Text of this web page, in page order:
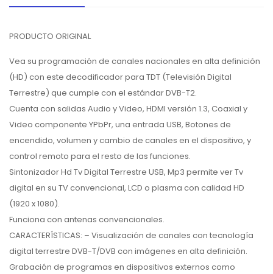
PRODUCTO ORIGINAL
Vea su programación de canales nacionales en alta definición
(HD) con este decodificador para TDT (Televisión Digital
Terrestre) que cumple con el estándar DVB-T2.
Cuenta con salidas Audio y Video, HDMI versión 1.3, Coaxial y
Video componente YPbPr, una entrada USB, Botones de
encendido, volumen y cambio de canales en el dispositivo, y
control remoto para el resto de las funciones.
Sintonizador Hd Tv Digital Terrestre USB, Mp3 permite ver Tv
digital en su TV convencional, LCD o plasma con calidad HD
(1920 x 1080).
Funciona con antenas convencionales.
CARACTERÍSTICAS: – Visualización de canales con tecnología
digital terrestre DVB-T/DVB con imágenes en alta definición.
Grabación de programas en dispositivos externos como